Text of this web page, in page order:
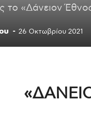
το «Δάνειον
- 26 Οκτωβρίου 2021